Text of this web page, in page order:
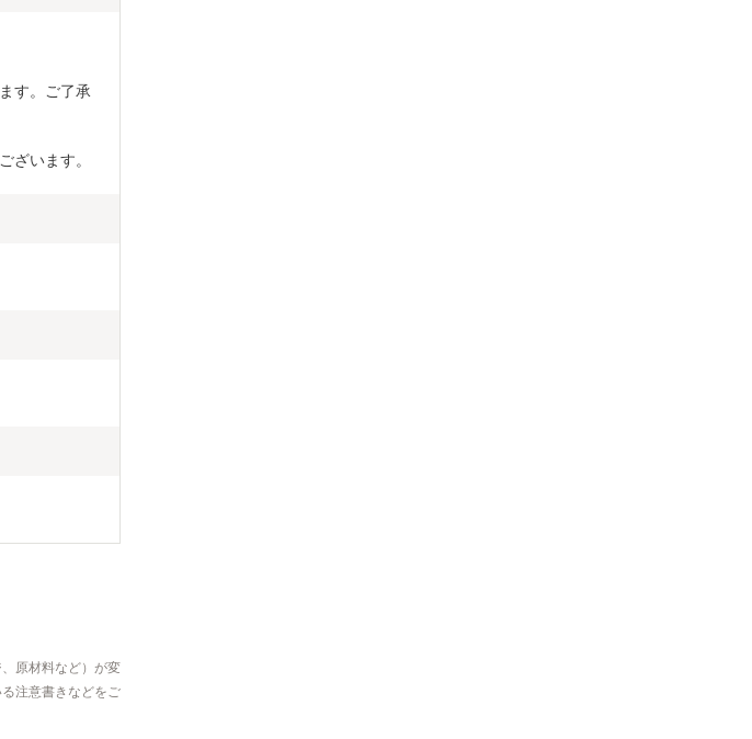
す。ご了承
ざいます。
原材料など）が変
注意書きなどをご